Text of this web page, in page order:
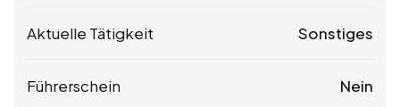
Aktuelle Tätigkeit Sonstiges
Führerschein Nein